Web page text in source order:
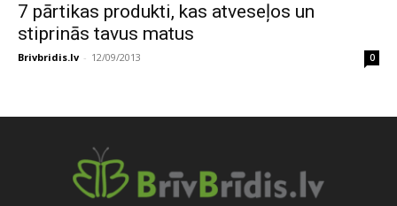
7 pārtikas produkti, kas atveseļos un
stiprinās tavus matus
Brivbridis.lv - 12/09/2013 0